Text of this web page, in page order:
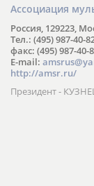
Ассоциация
Россия, 129223,
Тел.: (495) 987-40-
факс: (495) 987-40-
E-mail:
http://amsr.ru/
Президент -